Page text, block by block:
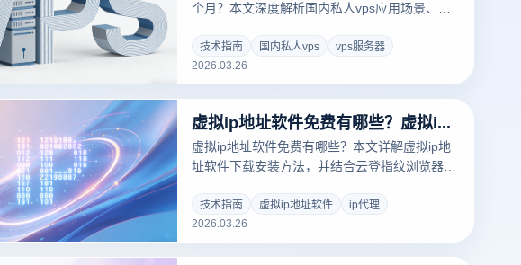
个月？本文深度解析国内私人vps应用场景、价
多账号安全运营与效率提升的实战方案，帮助你
打造稳定可靠的网络环境。
技术指南 国内私人vps
vps服务器
2026.03.26
虚拟ip地址软件免费有哪些？虚拟ip地址软件怎么下载安装？
虚拟ip地址软件免费有哪些？本文详解虚拟ip地
址软件下载安装方法，并结合云登指纹浏览器解
性，适合跨境电商与社媒运营人群阅读。
技术指南 虚拟ip地址软件
ip代理
2026.03.26